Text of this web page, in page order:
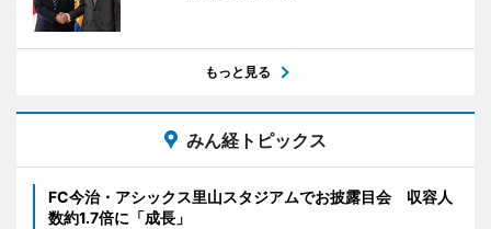
もっと見る
みん経トピックス
FC今治・アシックス里山スタジアムでお披露目会 収容人
数約1.7倍に「成長」